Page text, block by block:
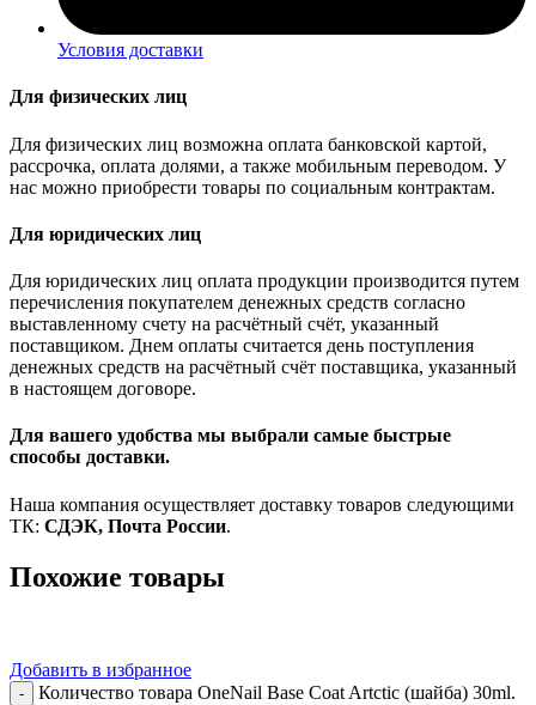
Условия доставки
Для физических лиц
Для физических лиц возможна оплата банковской картой,
рассрочка, оплата долями, а также мобильным переводом. У
нас можно приобрести товары по социальным контрактам.
Для юридических лиц
Для юридических лиц оплата продукции производится путем
перечисления покупателем денежных средств согласно
выставленному счету на расчётный счёт, указанный
поставщиком. Днем оплаты считается день поступления
денежных средств на расчётный счёт поставщика, указанный
в настоящем договоре.
Для вашего удобства мы выбрали самые быстрые
способы доставки.
Наша компания осуществляет доставку товаров следующими
ТК: СДЭК, Почта России.
Похожие товары
Добавить в избранное
Количество товара OneNail Base Coat Artctic (шайба) 30ml.